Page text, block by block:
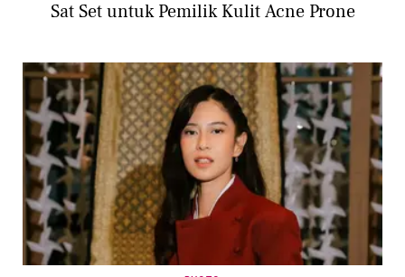
Sat Set untuk Pemilik Kulit Acne Prone